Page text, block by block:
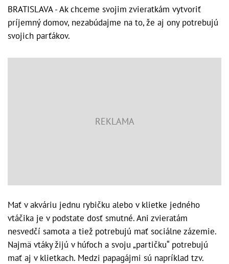
BRATISLAVA - Ak chceme svojim zvieratkám vytvoriť
príjemný domov, nezabúdajme na to, že aj ony potrebujú
svojich parťákov.
Mať v akváriu jednu rybičku alebo v klietke jedného
vtáčika je v podstate dosť smutné. Ani zvieratám
nesvedčí samota a tiež potrebujú mať sociálne zázemie.
Najmä vtáky žijú v húfoch a svoju „partičku“ potrebujú
mať aj v klietkach. Medzi papagájmi sú napríklad tzv.